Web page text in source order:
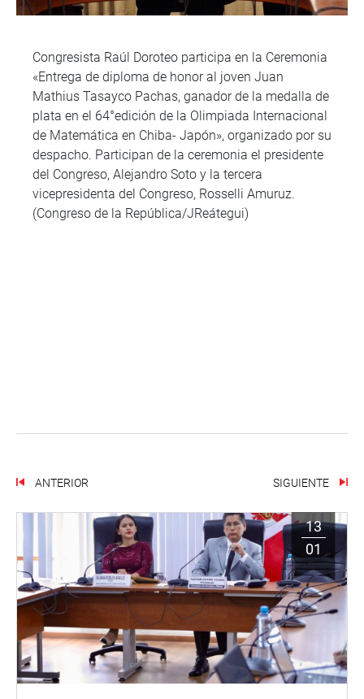
Congresista Raúl Doroteo participa en la Ceremonia
«Entrega de diploma de honor al joven Juan
Mathius Tasayco Pachas, ganador de la medalla de
plata en el 64°edición de la Olimpiada Internacional
de Matemática en Chiba- Japón», organizado por su
despacho. Participan de la ceremonia el presidente
del Congreso, Alejandro Soto y la tercera
vicepresidenta del Congreso, Rosselli Amuruz.
(Congreso de la República/JReátegui)
ANTERIOR SIGUIENTE
13
01